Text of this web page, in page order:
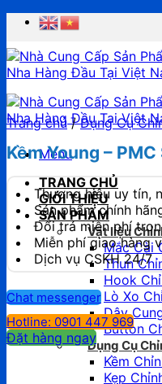
Chuyển
nội
dung
Menu
TRANG CHỦ
GIỚI THIỆU
SẢN PHẨM
Vật liệu
Mắc Cài
Thun
Hook
Lò Xo
Dây
Button
Dụng Cụ
Kềm
Kẹp
Trang chủ / Dụng Cụ
Kềm Young – PMC
Thương hiệu uy tín,
Sản phẩm chính
Đổi trả miễn phí
Miễn phí giao hàng
Dịch vụ CSKH 24/7
Chat messenger
Hotline: 0901 447 969
Đặt hàng ngay